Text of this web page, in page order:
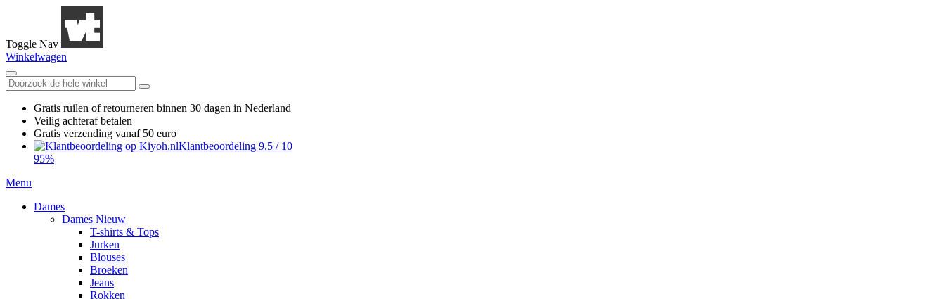
Toggle Nav
Winkelwagen
Gratis ruilen of retourneren binnen 30 dagen in Nederland
Veilig achteraf betalen
Gratis verzending vanaf 50 euro
Klantbeoordeling 9.5 / 10
95%
Menu
Dames
Dames Nieuw
T-shirts & Tops
Jurken
Blouses
Broeken
Jeans
Rokken